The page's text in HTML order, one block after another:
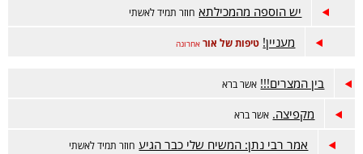
יש הוספה מהמכילתא חוזר תמיד לאשתי
מעניין! טיפות של אור אחרונה
בין המצרים!!! אשר ברא
מקפיצה. אשר ברא
אמר רבי נתן: המשיח שלי כבר הגיע חוזר תמיד לאשתי